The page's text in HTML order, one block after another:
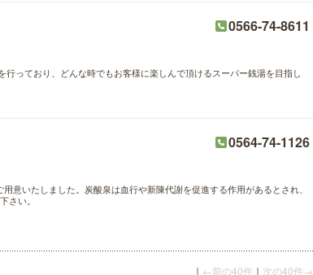
0566-74-8611
っており、どんな時でもお客様に楽しんで頂けるスーパー銭湯を目指し
0564-74-1126
意いたしました。炭酸泉は血行や新陳代謝を促進する作用があるとされ、
さい。
｜ ←前の40件 ｜ 次の40件→